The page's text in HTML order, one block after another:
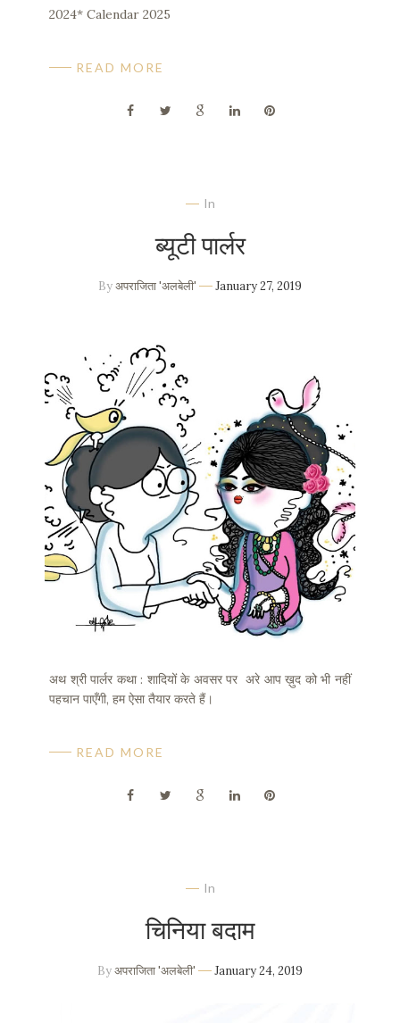
2024* Calendar 2025
READ MORE
In
ब्यूटी पार्लर
Byअपराजिता 'अलबेली' January 27, 2019
अथ श्री पार्लर कथा : शादियों के अवसर पर अरे आप ख़ुद को भी नहीं
पहचान पाएँगी, हम ऐसा तैयार करते हैं।
READ MORE
In
चिनिया बदाम
Byअपराजिता 'अलबेली' January 24, 2019